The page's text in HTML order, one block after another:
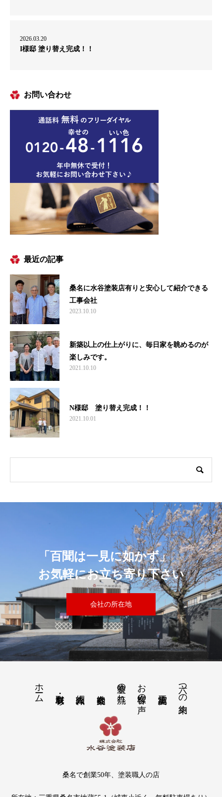
2026.03.20
I様邸 塗り替え完成！！
お問い合わせ
最近の記事
桑名に水谷塗装店有りと安心して紹介できる
工事会社
2023.10.10
新築以上の仕上がりに、毎日家を眺めるのが
楽しみです。
2021.10.10
N様邸 塗り替え完成！！
2021.10.01
「百聞は一見に如かず」
お気軽にお立ち寄り下さい
会社の所在地
六つの約束
お客様の声
塗装の流れ
ホーム
桑名で創業50年、塗装職人の店